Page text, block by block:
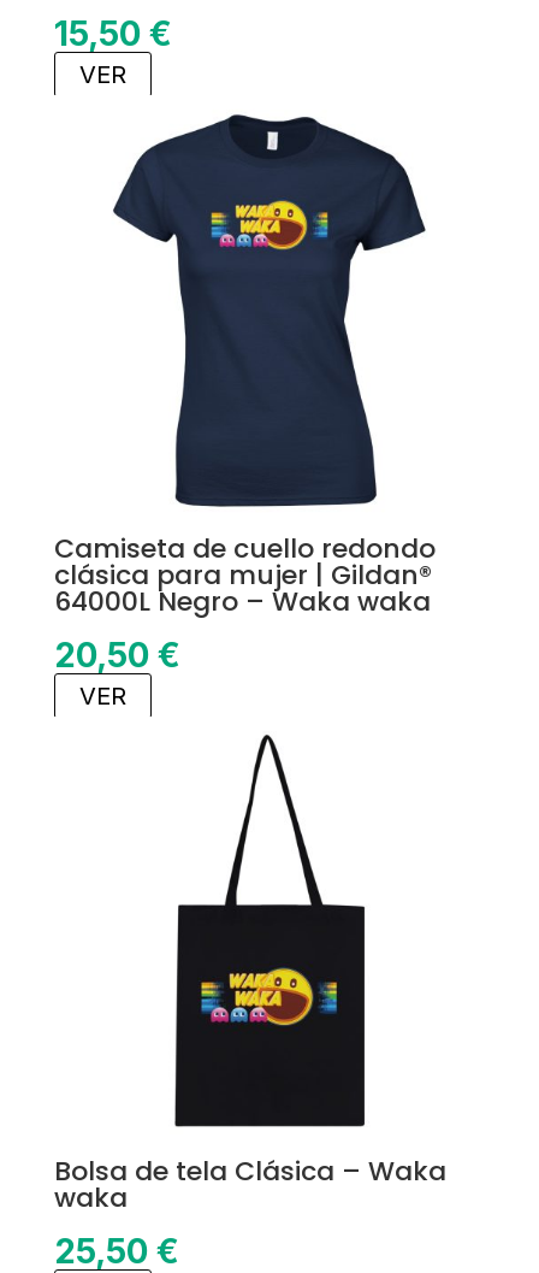
15,50 €
VER
Camiseta de cuello redondo
clásica para mujer | Gildan®
64000L Negro – Waka waka
20,50 €
VER
Bolsa de tela Clásica – Waka
waka
25,50 €